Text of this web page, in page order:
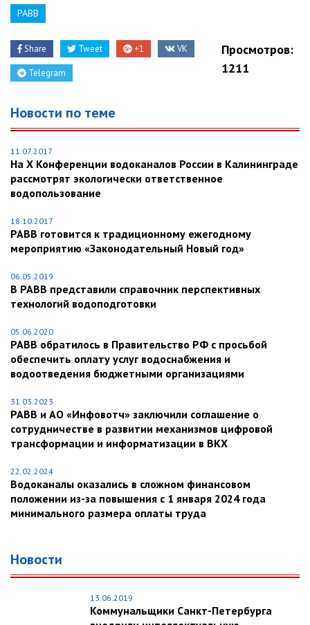
РАВВ
Share Tweet +1 VK
Telegram
Просмотров:
1211
Новости по теме
11.07.2017
На X Конференции водоканалов России в Калининграде
рассмотрят экологически ответственное
водопользование
18.10.2017
РАВВ готовится к традиционному ежегодному
мероприятию «Законодательный Новый год»
06.05.2019
В РАВВ представили справочник перспективных
технологий водоподготовки
05.06.2020
РАВВ обратилось в Правительство РФ с просьбой
обеспечить оплату услуг водоснабжения и
водоотведения бюджетными организациями
31.03.2023
РАВВ и АО «Инфовотч» заключили соглашение о
сотрудничестве в развитии механизмов цифровой
трансформации и информатизации в ВКХ
22.02.2024
Водоканалы оказались в сложном финансовом
положении из-за повышения с 1 января 2024 года
минимального размера оплаты труда
Новости
13.06.2019
Коммунальщики Санкт-Петербурга